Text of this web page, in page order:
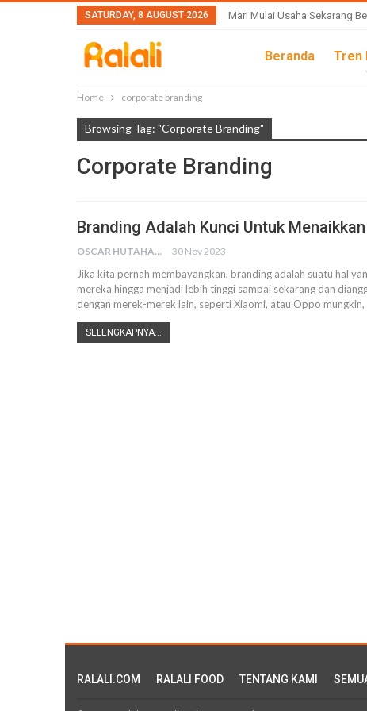
SATURDAY, 8 AUGUST 2026 Mari Mulai Usaha Sekarang
Beranda Tren
Home corporate branding
Browsing Tag: "corporate Branding"
Corporate Branding
Branding Adalah Kunci Untuk
OSCAR HUTAHAEAN 30 Nov 2023
Jika kita pernah membayangkan, branding adalah suatu hal
mereka hingga menjadi lebih tinggi sampai sekarang dan
dengan merek-merek lain, seperti Xiaomi, atau Oppo
SELENGKAPNYA...
RALALI.COM RALALI FOOD TENTANG KAMI